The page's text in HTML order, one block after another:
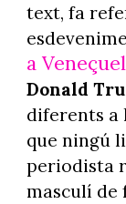
text, fa
a
Donald
diferents a
que ningú
periodista
masculí de